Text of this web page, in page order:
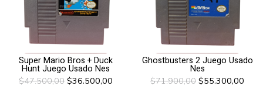
Super Mario Bros + Duck
Hunt Juego Usado Nes
$47.500,00 $36.500,00
Ghostbusters 2 Juego Usado
Nes
$71.900,00 $55.300,00